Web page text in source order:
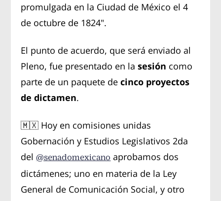
promulgada en la Ciudad de México el 4
de octubre de 1824".
El punto de acuerdo, que será enviado al
Pleno, fue presentado en lasesión como
parte de un paquete de cinco proyectos
de dictamen.
🇲🇽 Hoy en comisiones unidas
Gobernación y Estudios Legislativos 2da
del@senadomexicano aprobamos dos
dictámenes; uno en materia de la Ley
General de Comunicación Social, y otro